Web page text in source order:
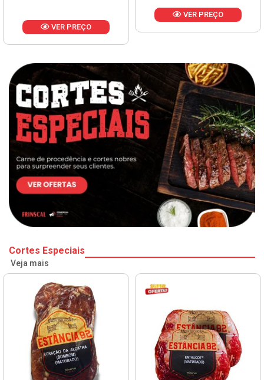
VER PREÇO
VER PREÇO
Cortes Especiais
Veja mais